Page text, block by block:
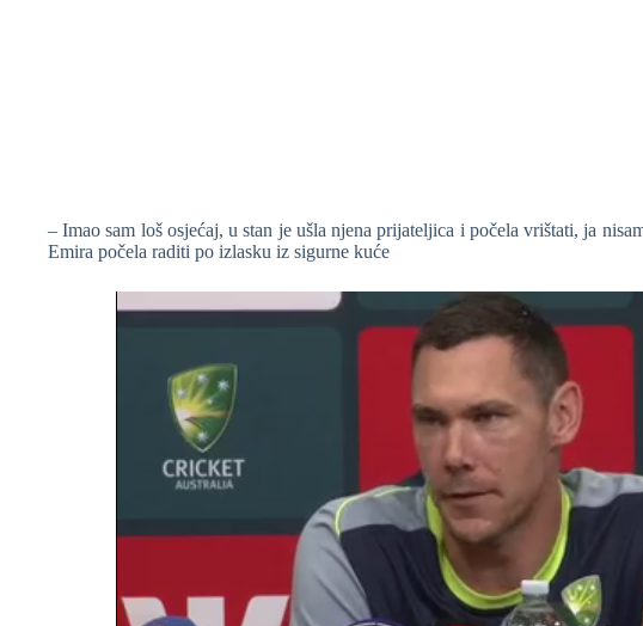
– Imao sam loš osjećaj, u stan je ušla njena prijateljica i počela vrištati, ja
Emira počela raditi po izlasku iz sigurne kuće